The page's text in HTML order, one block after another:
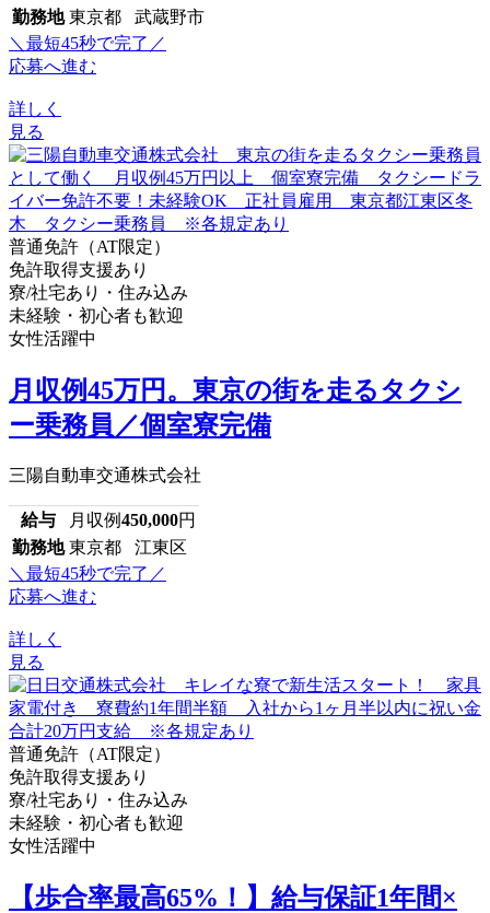
勤務地 東京都 武蔵野市
＼最短45秒で完了／
応募へ進む
詳しく
見る
普通免許（AT限定）
免許取得支援あり
寮/社宅あり・住み込み
未経験・初心者も歓迎
女性活躍中
月収例45万円。東京の街を走るタクシ
ー乗務員／個室寮完備
三陽自動車交通株式会社
給与 月収例450,000円
勤務地 東京都 江東区
＼最短45秒で完了／
応募へ進む
詳しく
見る
普通免許（AT限定）
免許取得支援あり
寮/社宅あり・住み込み
未経験・初心者も歓迎
女性活躍中
【歩合率最高65%！】給与保証1年間×